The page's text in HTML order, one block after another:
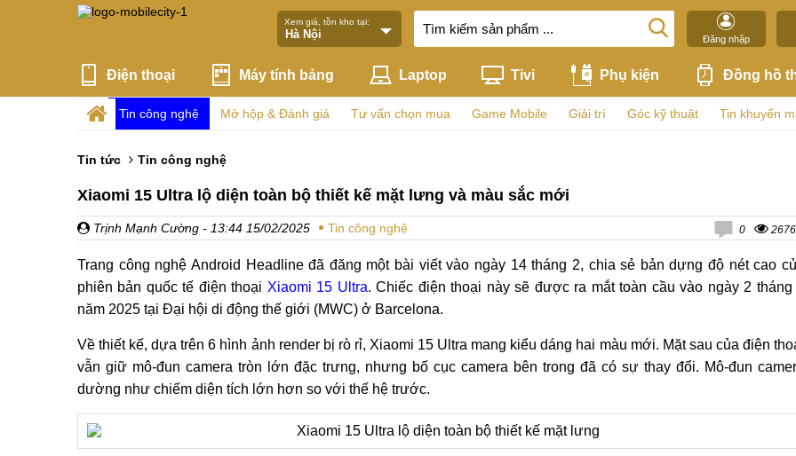
Xem giá, tồn kho tại:
Đăng nhập
Điện thoại Máy tính bảng Laptop Tivi Phụ kiện Đồng hồ
Tin công nghệ Mở hộp & Đánh giá Tư vấn chọn mua Game Mobile Giải trí Góc kỹ thuật Tin khuyến
Tin tức Tin công nghệ
Xiaomi 15 Ultra lộ diện toàn bộ thiết kế mặt lưng và màu sắc mới
Trịnh Mạnh Cường - 13:44 15/02/2025 Tin công nghệ 0 2676
Trang công nghệ Android Headline đã đăng một bài viết vào ngày 14 tháng 2, chia sẻ bản dựng độ nét cao
phiên bản quốc tế điện thoại Xiaomi 15 Ultra. Chiếc điện thoại này sẽ được ra mắt toàn cầu vào ngày 2 tháng
năm 2025 tại Đại hội di động thế giới (MWC) ở Barcelona.
Về thiết kế, dựa trên 6 hình ảnh render bị rò rỉ, Xiaomi 15 Ultra mang kiểu dáng hai màu mới. Mặt sau của điện
vẫn giữ mô-đun camera tròn lớn đặc trưng, nhưng bố cục camera bên trong đã có sự thay đổi. Mô-đun
dường như chiếm diện tích lớn hơn so với thế hệ trước.